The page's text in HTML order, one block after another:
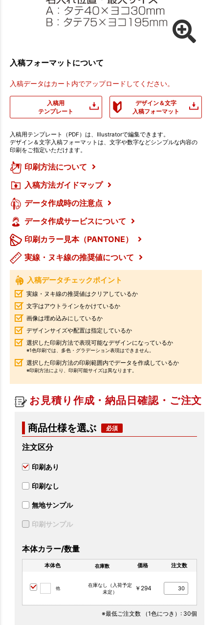
入稿フォーマットについて
入稿データはカート内でアップロードしてください。
入稿用
テンプレート
デザイン＆文字
入稿フォーマット
入稿用テンプレート（PDF）は、Illustratorで編集できます。
デザイン＆文字入稿フォーマットは、文字や数字などシンプルな内容の
印刷をご指定いただけます。
印刷方法について
入稿方法ガイドマップ
データ作成時の注意点
データ作成サービスについて
印刷カラー見本（PANTONE）
実線・ヌキ線の推奨値について
入稿データチェックポイント
実線・ヌキ線の推奨値はクリアしているか
文字はアウトラインをかけているか
画像は埋め込みにしているか
デザインサイズや配置は指定しているか
選択した印刷方法で表現可能なデザインになっているか
※1色印刷では、多色・グラデーション表現はできません。
選択した印刷方法の印刷範囲内でデータを作成しているか
※印刷方法により、印刷可能サイズは異なります。
お見積り作成・納品日確認・ご注文
商品仕様を選ぶ
注文区分
印刷あり
印刷なし
無地サンプル
印刷サンプル
本体カラー/数量
本体色 在庫数 価格 注文数
他
在庫なし（入荷予定
未定）
￥294
※最低ご注文数 （1色につき） : 30個